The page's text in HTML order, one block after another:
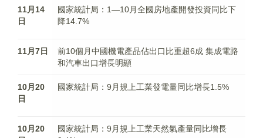
11月14
日
國家統計局：1—10月全國房地產開發投資同比下
降14.7%
11月7日
前10個月中國機電產品佔出口比重超6成 集成電路
和汽車出口增長明顯
10月20
日
國家統計局：9月規上工業發電量同比增長1.5%
10月20
國家統計局：9月規上工業天然氣產量同比增長